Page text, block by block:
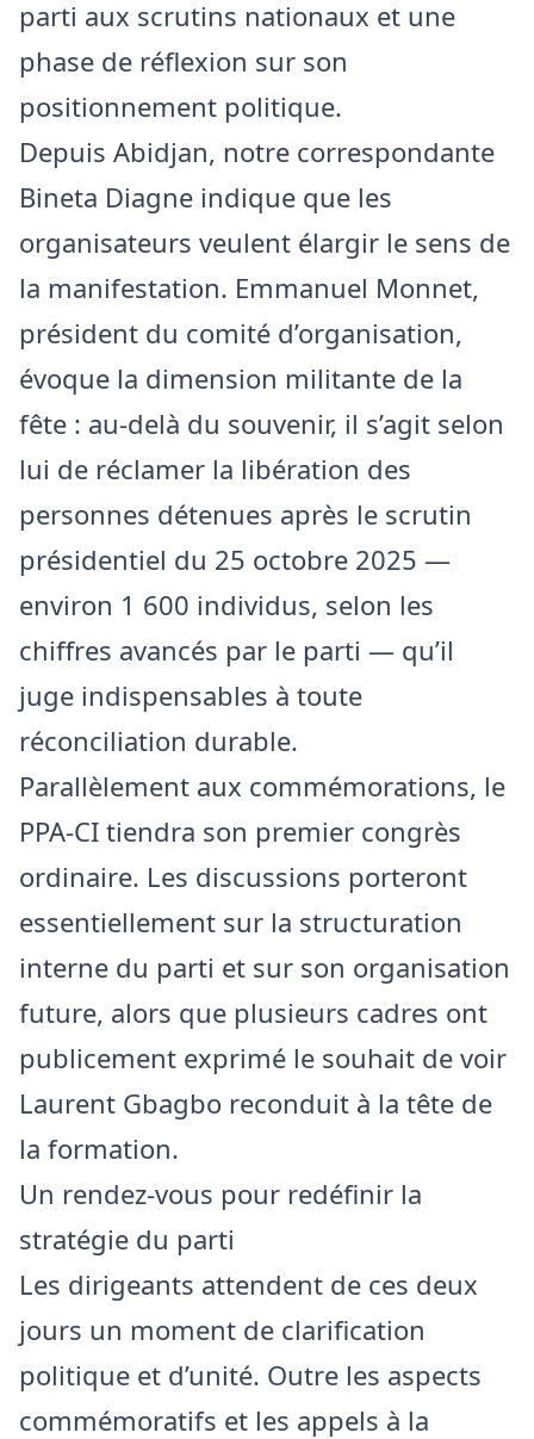
parti aux scrutins nationaux et une
phase de réflexion sur son
positionnement politique.
Depuis Abidjan, notre correspondante
Bineta Diagne indique que les
organisateurs veulent élargir le sens de
la manifestation. Emmanuel Monnet,
président du comité d’organisation,
évoque la dimension militante de la
fête : au‑delà du souvenir, il s’agit selon
lui de réclamer la libération des
personnes détenues après le scrutin
présidentiel du 25 octobre 2025 —
environ 1 600 individus, selon les
chiffres avancés par le parti — qu’il
juge indispensables à toute
réconciliation durable.
Parallèlement aux commémorations, le
PPA-CI tiendra son premier congrès
ordinaire. Les discussions porteront
essentiellement sur la structuration
interne du parti et sur son organisation
future, alors que plusieurs cadres ont
publicement exprimé le souhait de voir
Laurent Gbagbo reconduit à la tête de
la formation.
Un rendez‑vous pour redéfinir la
stratégie du parti
Les dirigeants attendent de ces deux
jours un moment de clarification
politique et d’unité. Outre les aspects
commémoratifs et les appels à la